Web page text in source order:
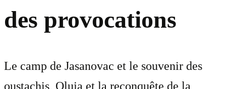
des provocations
Le camp de Jasanovac et le souvenir des
oustachis, Oluja et la reconquête de la